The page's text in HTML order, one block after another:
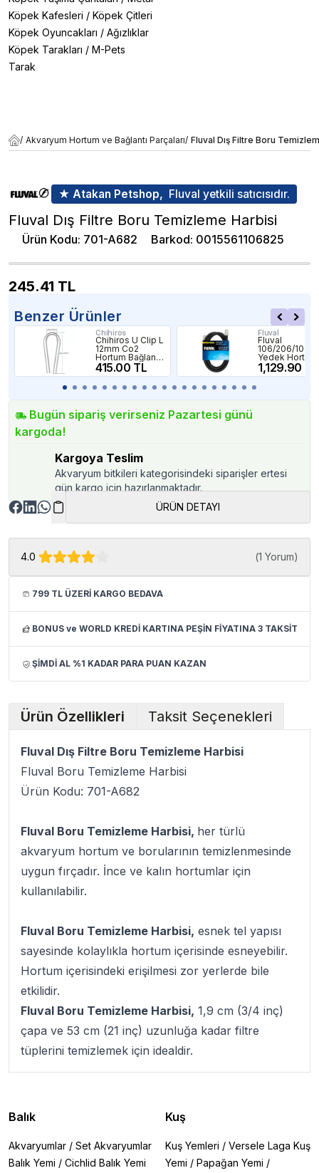
Köpek Kafesleri / Köpek Çitleri
Köpek Oyuncakları / Ağızlıklar
Köpek Tarakları / M-Pets
Tarak
/ Akvaryum Hortum ve Bağlantı Parçaları/ Fluval Dış Filtre Boru
★ Atakan Petshop, Fluval yetkili satıcısıdır.
Fluval Dış Filtre Boru Temizleme Harbisi
Ürün Kodu: 701-A682 Barkod: 0015561106825
245.41 TL
Benzer Ürünler
Chihiros
Chihiros U Clip L
12mm Co2
Hortum Bağlantı
Aparatı 4 Adet
415.00 TL
Fluval
Fluval
106/206/107/
Yedek Hortum
2.5 Metre
1,129.90 TL
Bugün sipariş verirseniz Pazartesi günü
kargoda!
Kargoya Teslim
Akvaryum bitkileri kategorisindeki siparişler ertesi
gün kargo için hazırlanmaktadır.
ÜRÜN DETAYI
4.0 (1 Yorum)
799 TL ÜZERİ KARGO BEDAVA
BONUS ve WORLD KREDİ KARTINA PEŞİN FİYATINA 3 TAKSİT
ŞİMDİ AL %1 KADAR PARA PUAN KAZAN
Ürün Özellikleri Taksit Seçenekleri
Fluval Dış Filtre Boru Temizleme Harbisi
Fluval Boru Temizleme Harbisi
Ürün Kodu: 701-A682
Fluval Boru Temizleme Harbisi, her türlü
akvaryum hortum ve borularının temizlenmesinde
uygun fırçadır. İnce ve kalın hortumlar için
kullanılabilir.
Fluval Boru Temizleme Harbisi, esnek tel yapısı
sayesinde kolaylıkla hortum içerisinde esneyebilir.
Hortum içerisindeki erişilmesi zor yerlerde bile
etkilidir.
Fluval Boru Temizleme Harbisi, 1,9 cm (3/4 inç)
çapa ve 53 cm (21 inç) uzunluğa kadar filtre
tüplerini temizlemek için idealdir.
Balık
Akvaryumlar / Set Akvaryumlar
Balık Yemi / Cichlid Balık Yemi
Kuş
Kuş Yemleri / Versele Laga Kuş
Yemi / Papağan Yemi /